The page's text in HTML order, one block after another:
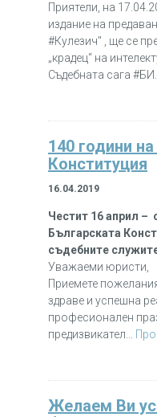
Приятели, на
издание на
#Кулезич" , ще се
„крадец“ на
Съдебната сага
140 години
Конституция
16.04.2019
Честит 16 април –
Българската
съдебните
Уважаеми юристи,
Приемете
здраве и успешна
професионален
предизвикател...
Желаем Ви